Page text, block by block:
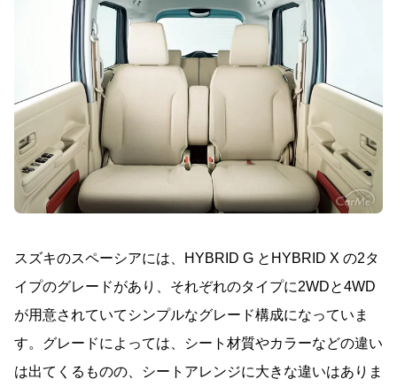
スズキのスペーシアには、HYBRID G とHYBRID X の2タ
イプのグレードがあり、それぞれのタイプに2WDと4WD
が用意されていてシンプルなグレード構成になっていま
す。グレードによっては、シート材質やカラーなどの違い
は出てくるものの、シートアレンジに大きな違いはありま